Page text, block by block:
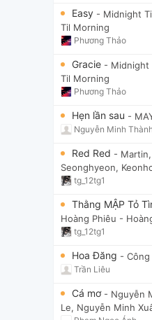
Easy - Midnight
Til Morning
Phương Thảo
Gracie - Midnight
Til Morning
Phương Thảo
Hẹn lần sau -
Nguyễn Minh Thành
Red Red -
Seonghyeon,
tg_12tg1
Thằng MẬP Tỏ
Hoàng Phiêu -
tg_12tg1
Hoa Đăng -
Trần Liêu
Cá mơ - Nguyễn
Le, Nguyễn Minh